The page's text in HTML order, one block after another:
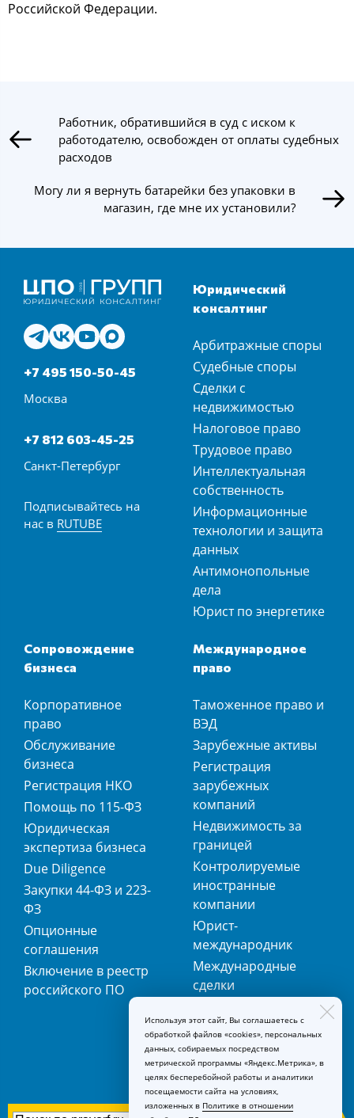
Российской Федерации.
Работник, обратившийся в суд с иском к
работодателю, освобожден от оплаты судебных
расходов
Могу ли я вернуть батарейки без упаковки в
магазин, где мне их установили?
+7 495 150-50-45
Москва
+7 812 603-45-25
Санкт-Петербург
Подписывайтесь на
нас в RUTUBE
Юридический
консалтинг
Арбитражные споры
Судебные споры
Сделки с
недвижимостью
Налоговое право
Трудовое право
Интеллектуальная
собственность
Информационные
технологии и защита
данных
Антимонопольные
дела
Юрист по энергетике
Сопровождение
бизнеса
Корпоративное
право
Обслуживание
бизнеса
Регистрация НКО
Помощь по 115-ФЗ
Юридическая
экспертиза бизнеса
Due Diligence
Закупки 44-ФЗ и 223-
ФЗ
Опционные
соглашения
Включение в реестр
российского ПО
Международное
право
Таможенное право и
ВЭД
Зарубежные активы
Регистрация
зарубежных
компаний
Недвижимость за
границей
Контролируемые
иностранные
компании
Юрист-
международник
Международные
сделки
регистрация
товарных знаков
Используя этот сайт, Вы соглашаетесь с
обработкой файлов «cookies», персональных
данных, собираемых посредством
метрической программы «Яндекс.Метрика», в
целях бесперебойной работы и аналитики
посещаемости сайта на условиях,
изложенных в Политике в отношении